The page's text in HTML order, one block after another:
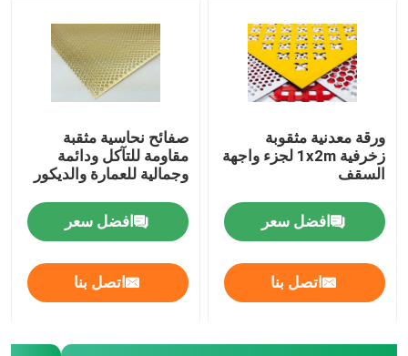
شبكة شاشة التعدين
حصيرة السحب
الشبكة المقوية للأنابيب
ورقة معدنية مثقوبة
زخرفية 1x2m لجزء واجهة
السقف
افضل سعر
اتصل بنا
صفائح نحاسية مثقبة
مقاومة للتآكل ودائمة
وجمالية للعمارة والديكور
افضل سعر
اتصل بنا